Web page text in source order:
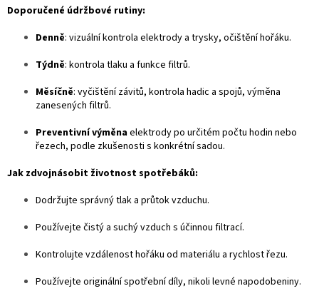
Doporučené údržbové rutiny:
Denně: vizuální kontrola elektrody a trysky, očištění hořáku.
Týdně: kontrola tlaku a funkce filtrů.
Měsíčně: vyčištění závitů, kontrola hadic a spojů, výměna
zanesených filtrů.
Preventivní výměnaelektrody po určitém počtu hodin nebo
řezech, podle zkušenosti s konkrétní sadou.
Jak zdvojnásobit životnost spotřebáků:
Dodržujte správný tlak a průtok vzduchu.
Používejte čistý a suchý vzduch s účinnou filtrací.
Kontrolujte vzdálenost hořáku od materiálu a rychlost řezu.
Používejte originální spotřební díly, nikoli levné napodobeniny.